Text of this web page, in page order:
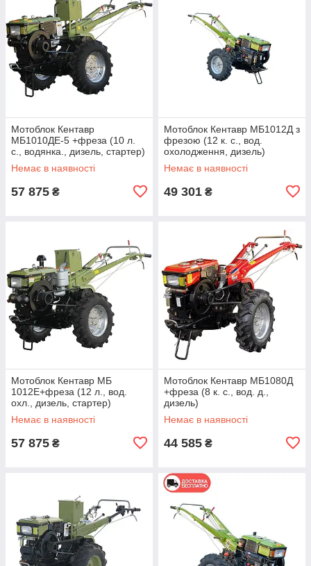
Мотоблок Кентавр
МБ1010ДЕ-5 +фреза (10 л.
с., водянка., дизель, стартер)
Немає в наявності
57 875 ₴
Мотоблок Кентавр МБ1012Д з
фрезою (12 к. с., вод.
охолодження, дизель)
Немає в наявності
49 301 ₴
Мотоблок Кентавр МБ
1012Е+фреза (12 л., вод.
охл., дизель, стартер)
Немає в наявності
57 875 ₴
Мотоблок Кентавр МБ1080Д
+фреза (8 к. с., вод. д.,
дизель)
Немає в наявності
44 585 ₴